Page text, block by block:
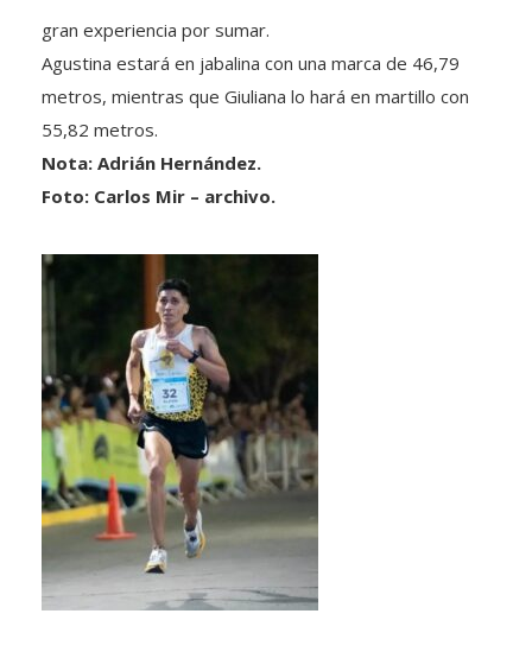
gran experiencia por sumar.
Agustina estará en jabalina con una marca de 46,79
metros, mientras que Giuliana lo hará en martillo con
55,82 metros.
Nota: Adrián Hernández.
Foto: Carlos Mir – archivo.